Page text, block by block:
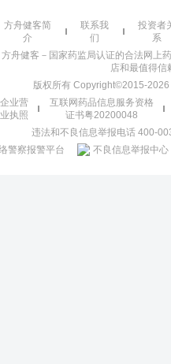
方舟健客简
介
联系我
们
投资者
系
方舟健客－国家药监局认证的合法网上
店和最值得信
版权所有 Copyright©2015-
企业营
业执照
互联网药品信息服务资格
证书粤20200048
违法和不良信息举报电话 400-